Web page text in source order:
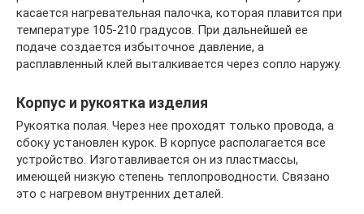
касается нагревательная палочка, которая плавится при
температуре 105-210 градусов. При дальнейшей ее
подаче создается избыточное давление, а
расплавленный клей выталкивается через сопло наружу.
Корпус и рукоятка изделия
Рукоятка полая. Через нее проходят только провода, а
сбоку установлен курок. В корпусе располагается все
устройство. Изготавливается он из пластмассы,
имеющей низкую степень теплопроводности. Связано
это с нагревом внутренних деталей.